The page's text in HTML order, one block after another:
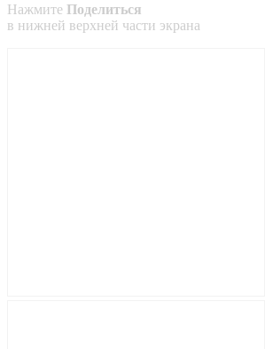
Нажмите Поделиться
в нижней верхней части экрана